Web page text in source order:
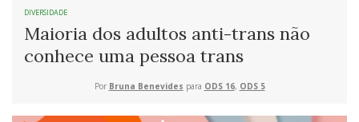
DIVERSIDADE
Maioria dos adultos anti-trans não
conhece uma pessoa trans
Por Bruna Benevides para ODS 16, ODS 5